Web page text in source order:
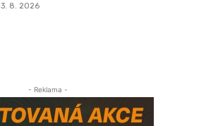
3. 8. 2026
- Reklama -